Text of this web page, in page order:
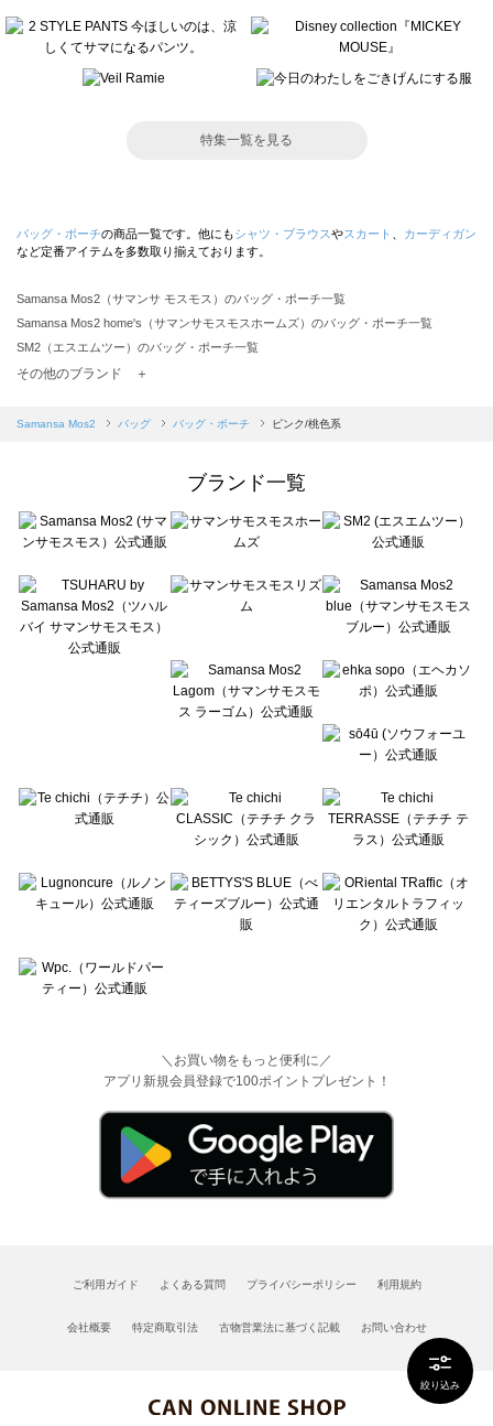
絞り込み
特集一覧を見る
バッグ・ポーチの商品一覧です。他にもシャツ・ブラウスやスカート
カーディガン
など定番アイテムを多数取り揃えております。
Samansa Mos2（サマンサ モスモス）のバッグ・ポーチ一覧
Samansa Mos2 home's（サマンサモスモスホームズ）のバッグ・ポーチ一覧
SM2（エスエムツー）のバッグ・ポーチ一覧
Samansa Mos2 blue（サマンサモスモス ブルー）のバッグ・ポーチ一覧
sō4ū（ソウフォーユー）のバッグ・ポーチ一覧
Te chichi（テチチ）のバッグ・ポーチ一覧
Te chichi CLASSIC（テチチ クラシック）のバッグ・ポーチ一覧
Lugnoncure（ルノンキュール）のバッグ・ポーチ一覧
BETTY'S BLUE（べティーズブルー）のバッグ・ポーチ一覧
Wpc.（ワールドパーティー）のバッグ・ポーチ一覧
その他のブランド ＋
Samansa Mos2 バッグ バッグ・ポーチ ピンク/桃色系
ブランド一覧
＼お買い物をもっと便利に／
アプリ新規会員登録で100ポイントプレゼント！
ご利用ガイド よくある質問 プライバシーポリシー 利用規約
会社概要 特定商取引法 古物営業法に基づく記載 お問い合わせ